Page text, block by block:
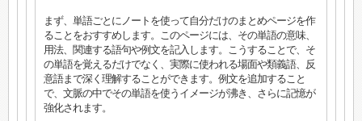
まず、単語ごとにノートを使って自分だけのまとめページを作
ることをおすすめします。このページには、その単語の意味、
用法、関連する語句や例文を記入します。こうすることで、そ
の単語を覚えるだけでなく、実際に使われる場面や類義語、反
意語まで深く理解することができます。例文を追加すること
で、文脈の中でその単語を使うイメージが沸き、さらに記憶が
強化されます。